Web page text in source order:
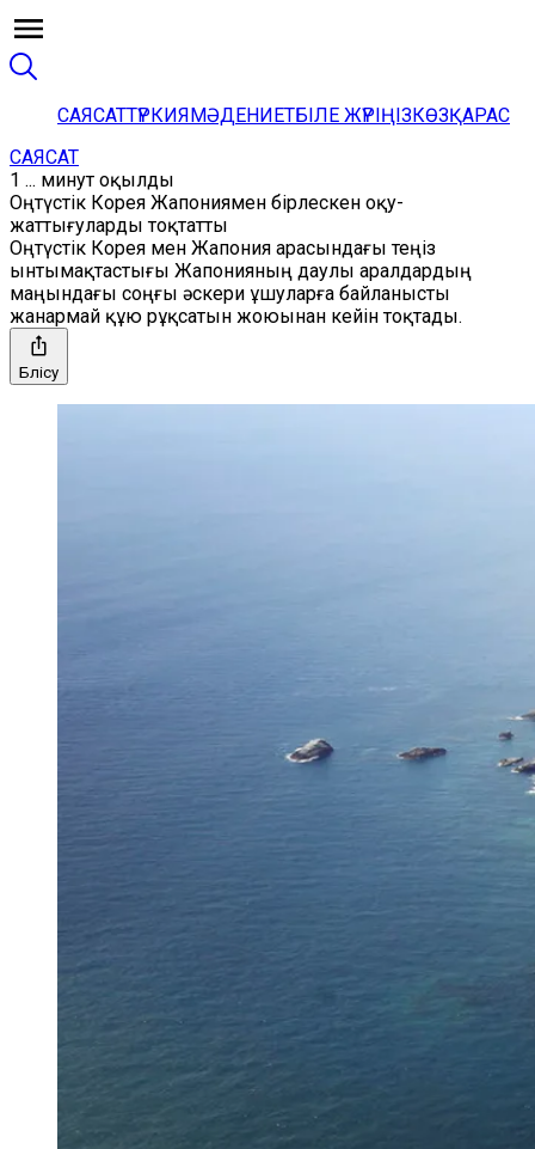
САЯСАТТҮРКИЯМӘДЕНИЕТБІЛЕ ЖҮРІҢІЗКӨЗҚАРАС
САЯСАТ
1 ... минут оқылды
Оңтүстік Корея Жапониямен бірлескен оқу-
жаттығуларды тоқтатты
Оңтүстік Корея мен Жапония арасындағы теңіз
ынтымақтастығы Жапонияның даулы аралдардың
маңындағы соңғы әскери ұшуларға байланысты
жанармай құю рұқсатын жоюынан кейін тоқтады.
Бөлісу